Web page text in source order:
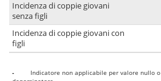
Incidenza di coppie giovani
senza figli
Incidenza di coppie giovani con
figli
-
Indicatore non applicabile per valore nullo